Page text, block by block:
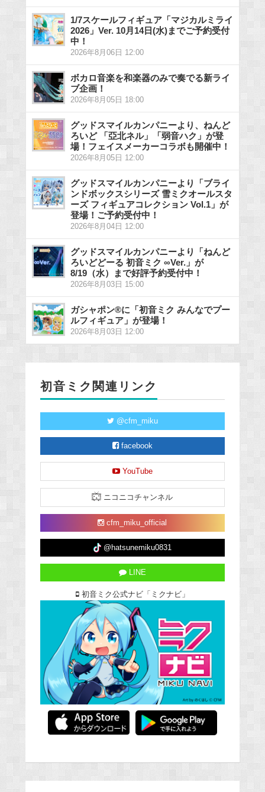
1/7スケールフィギュア「マジカルミライ
2026」Ver. 10月14日(水)までご予約受付
中！
2026年8月06日 12:00
ボカロ音楽を和楽器のみで奏でる新ライ
ブ企画！
2026年8月05日 18:00
グッドスマイルカンパニーより、ねんど
ろいど 「亞北ネル」「弱音ハク」が登
場！フェイスメーカーコラボも開催中！
2026年8月05日 12:00
グッドスマイルカンパニーより「ブライ
ンドボックスシリーズ 雪ミクオールスタ
ーズ フィギュアコレクション Vol.1」が
登場！ご予約受付中！
2026年8月04日 12:00
グッドスマイルカンパニーより「ねんど
ろいどどーる 初音ミク ∞Ver.」が
8/19（水）まで好評予約受付中！
2026年8月03日 15:00
ガシャポン®に「初音ミク みんなでプー
ルフィギュア」が登場！
2026年8月03日 12:00
初音ミク関連リンク
@cfm_miku
facebook
YouTube
ニコニコチャンネル
cfm_miku_official
@hatsunemiku0831
LINE
初音ミク公式ナビ「ミクナビ」